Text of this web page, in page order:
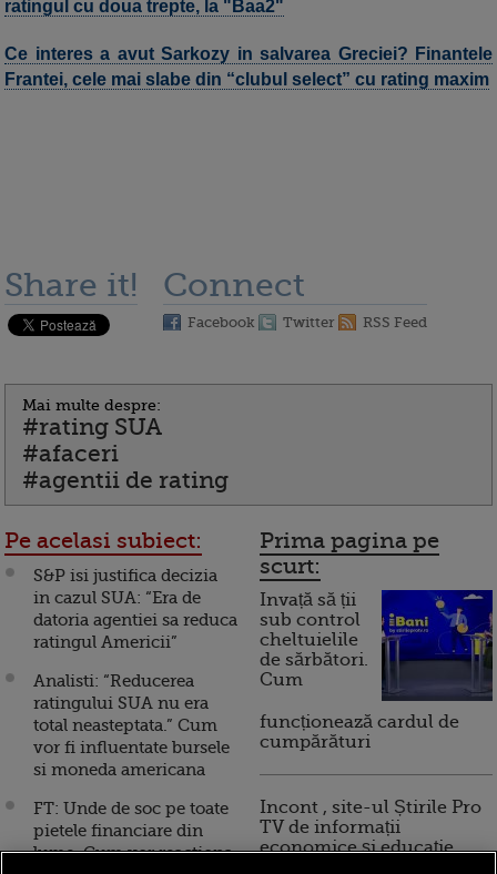
ratingul cu doua trepte, la "Baa2"
Ce interes a avut Sarkozy in salvarea Greciei? Finantele
Frantei, cele mai slabe din “clubul select” cu rating maxim
Share it! Connect
Facebook Twitter RSS Feed
Mai multe despre:
#rating SUA
#afaceri
#agentii de rating
Pe acelasi subiect:
S&P isi justifica decizia
in cazul SUA: “Era de
datoria agentiei sa reduca
ratingul Americii”
Analisti: “Reducerea
ratingului SUA nu era
total neasteptata.” Cum
vor fi influentate bursele
si moneda americana
FT: Unde de soc pe toate
pietele financiare din
lume. Cum vor reactiona
Prima pagina pe
scurt:
Invață să ții
sub control
cheltuielile
de sărbători.
Cum
funcționează cardul de
cumpărături
Incont , site-ul Știrile Pro
TV de informații
economice și educație